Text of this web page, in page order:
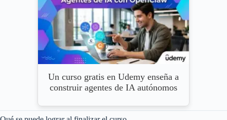
Un curso gratis en Udemy enseña a
construir agentes de IA autónomos